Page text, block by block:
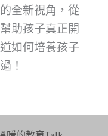
全新視角，從
助孩子真正開
如何培養孩子
！